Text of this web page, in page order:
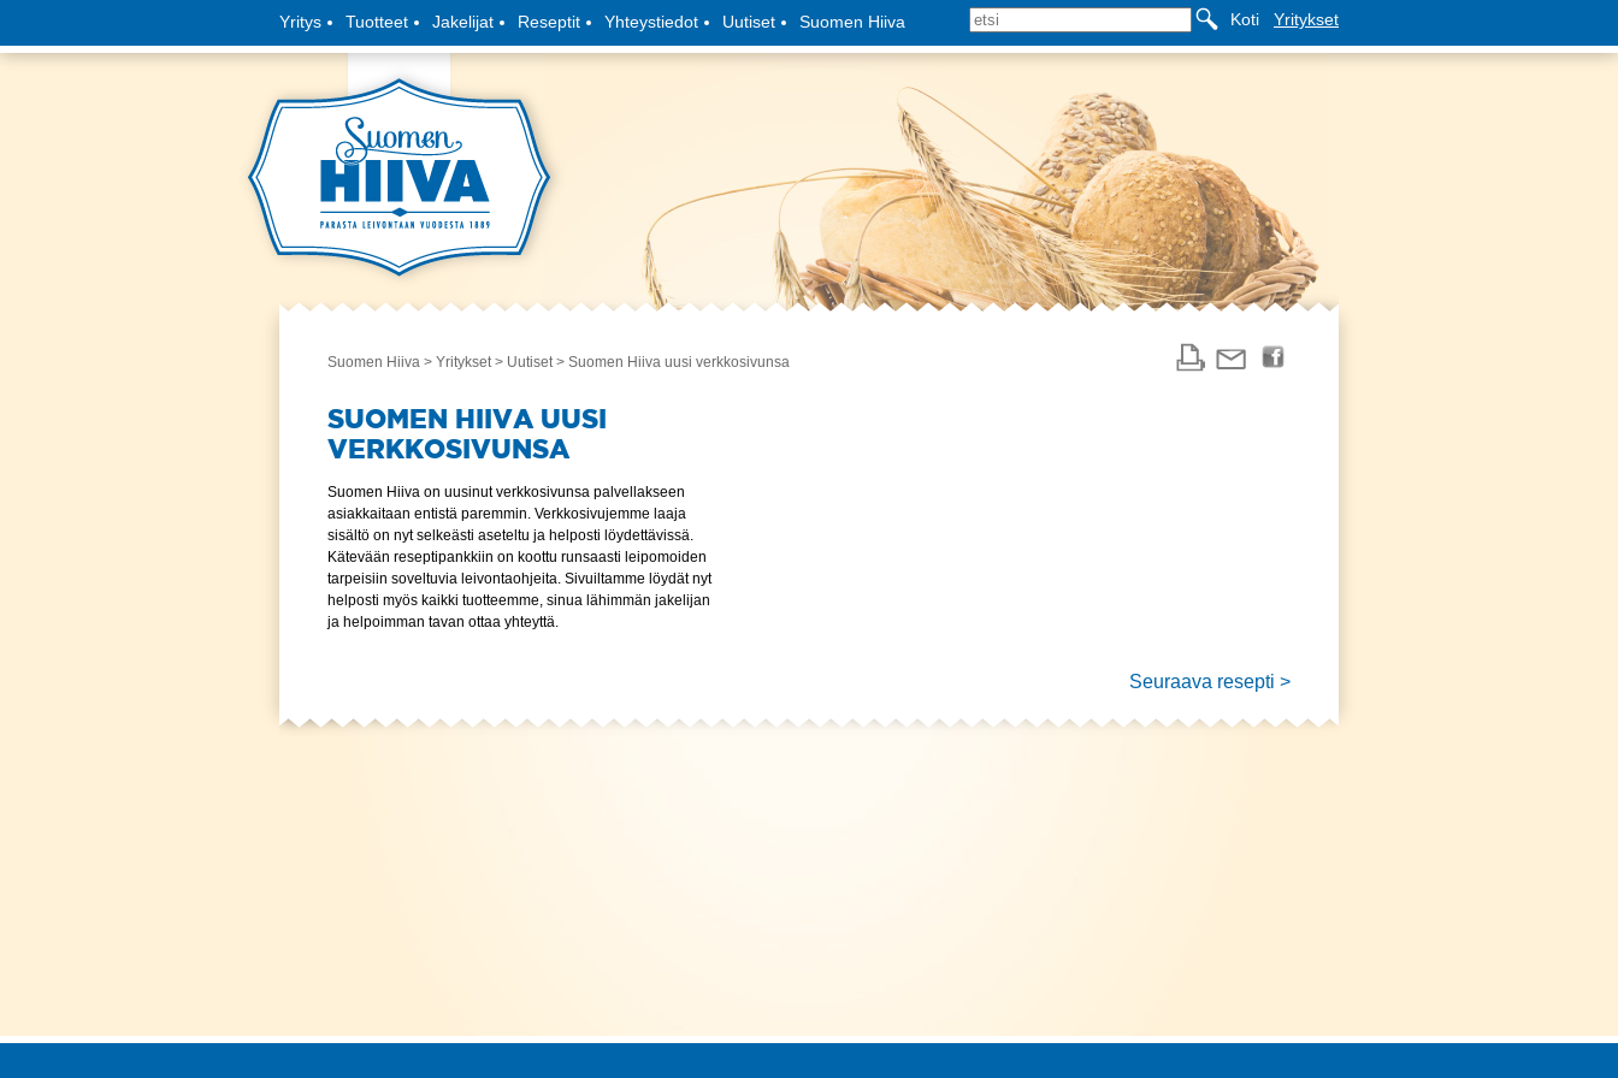
Yritys Tuotteet Jakelijat Reseptit Yhteystiedot Uutiset Suomen Hiiva Koti Yritykset
Suomen Hiiva > Yritykset> Uutiset> Suomen Hiiva uusi verkkosivunsa
SUOMEN HIIVA UUSI
VERKKOSIVUNSA
Suomen Hiiva on uusinut verkkosivunsa palvellakseen
asiakkaitaan entistä paremmin. Verkkosivujemme laaja
sisältö on nyt selkeästi aseteltu ja helposti löydettävissä.
Kätevään reseptipankkiin on koottu runsaasti leipomoiden
tarpeisiin soveltuvia leivontaohjeita. Sivuiltamme löydät nyt
helposti myös kaikki tuotteemme, sinua lähimmän jakelijan
ja helpoimman tavan ottaa yhteyttä.
Seuraava resepti >